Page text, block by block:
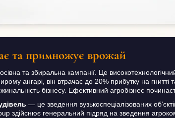
та примножує врожай
та збиральна кампанії. Це
ангарі, він втрачає до 20% прибутку на
бізнесу. Ефективний агробізнес
— це зведення вузькоспеціалізованих
здійснює генеральний підряд на зведення